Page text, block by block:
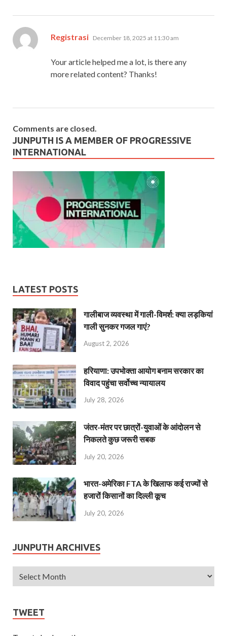
Registrasi says:
December 18, 2025 at 11:30 am
Your article helped me a lot, is there any
more related content? Thanks!
Comments are closed.
JUNPUTH IS A MEMBER OF PROGRESSIVE
INTERNATIONAL
LATEST POSTS
गालीबाज व्‍यवस्‍था में गाली-विमर्श: क्या लड़कियां
गाली सुनकर गजल गाएं?
August 2, 2026
हरियाणा: उपभोक्ता आयोग बनाम सरकार का
विवाद पहुंचा सर्वोच्च न्यायालय
July 28, 2026
जंतर-मंतर पर छात्रों-युवाओं के आंदोलन से
निकलते कुछ जरूरी सबक
July 20, 2026
भारत-अमेरिका FTA के खिलाफ कई राज्यों से
हजारों किसानों का दिल्ली कूच
July 20, 2026
JUNPUTH ARCHIVES
TWEET